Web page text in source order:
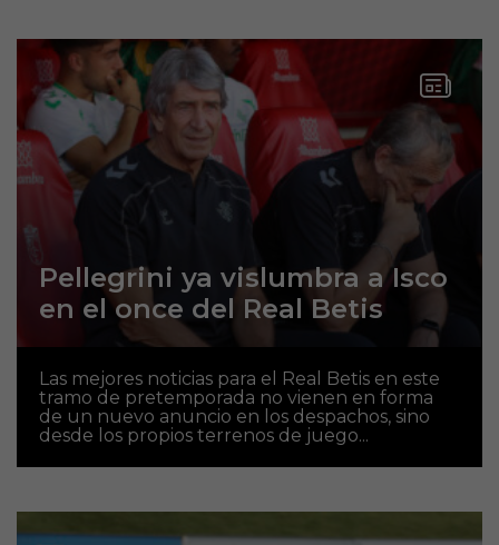
Pellegrini ya vislumbra a Isco
en el once del Real Betis
Las mejores noticias para el Real Betis en este
tramo de pretemporada no vienen en forma
de un nuevo anuncio en los despachos, sino
desde los propios terrenos de juego...